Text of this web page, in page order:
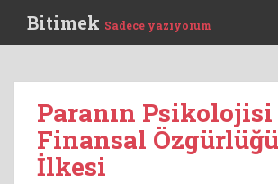
i
Bitimek Sadece yazıyorum
Paranın Psikolojisi
Finansal
İlkesi